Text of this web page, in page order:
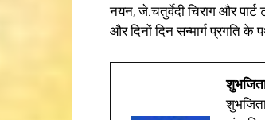
नयन, जे.चतुर्वेदी चिराग और
और दिनों दिन सन्मार्ग प्रगति